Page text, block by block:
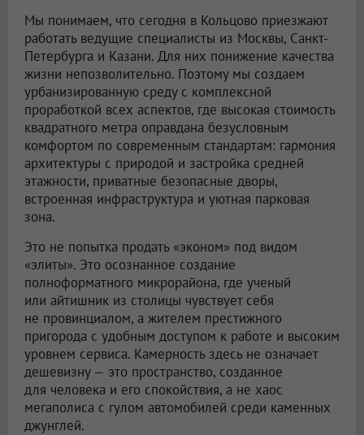
Мы понимаем, что сегодня в Кольцово приезжают
работать ведущие специалисты из Москвы, Санкт-
Петербурга и Казани. Для них понижение качества
жизни непозволительно. Поэтому мы создаем
урбанизированную среду с комплексной
проработкой всех аспектов, где высокая стоимость
квадратного метра оправдана безусловным
комфортом по современным стандартам: гармония
архитектуры с природой и застройка средней
этажности, приватные безопасные дворы,
встроенная инфраструктура и уютная парковая
зона.
Это не попытка продать «эконом» под видом
«элиты». Это осознанное создание
полноформатного микрорайона, где ученый
или айтишник из столицы чувствует себя
не провинциалом, а жителем престижного
пригорода с удобным доступом к работе и высоким
уровнем сервиса. Камерность здесь не означает
дешевизну — это пространство, созданное
для человека и его спокойствия, а не хаос
мегаполиса с гулом автомобилей среди каменных
джунглей.